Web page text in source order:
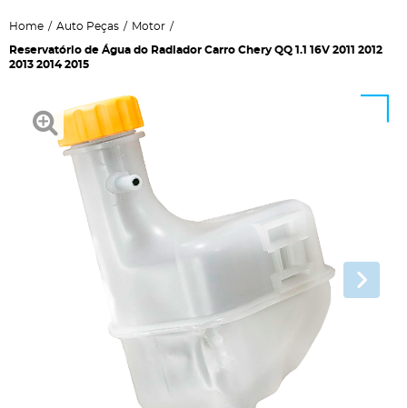
Home Auto Peças Motor
Reservatório de Água do Radiador Carro Chery QQ 1.1 16V 2011 2012
2013 2014 2015